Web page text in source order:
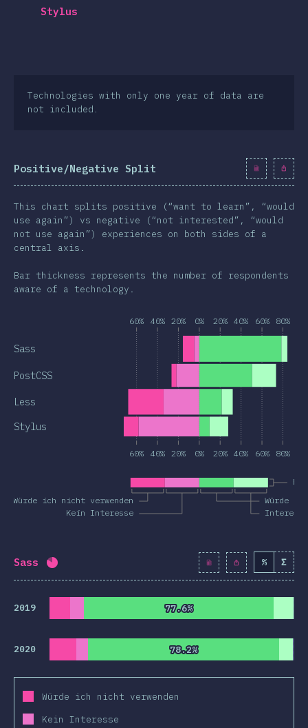
Stylus
Technologies with only one year of data are
not included.
Positive/Negative Split
This chart splits positive (“want to learn”, “would
use again”) vs negative (“not interested”, “would
not use again”) experiences on both sides of a
central axis.
Bar thickness represents the number of respondents
aware of a technology.
Würde ich nicht verwenden
Kein Interesse
Würde
60% 40% 20% 0% 20% 40% 60% 80%
60% 40% 20% 0% 20% 40% 60% 80%
Sass
PostCSS
Less
Stylus
Sass Fortschritt: ) % Σ
2019 77.6%
77.6%
2020 78.2%
78.2%
Würde ich nicht verwenden
Kein Interesse